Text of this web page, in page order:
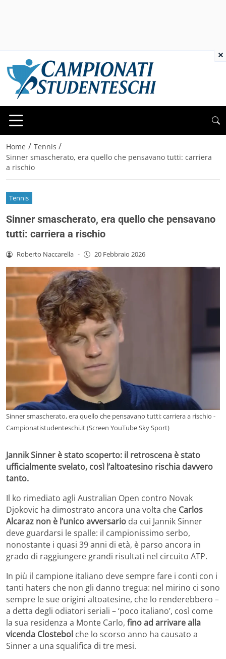
Home / Tennis /
Sinner smascherato, era quello che pensavano tutti: carriera
a rischio
Tennis
Sinner smascherato, era quello che pensavano
tutti: carriera a rischio
Roberto Naccarella - 20 Febbraio 2026
Sinner smascherato, era quello che pensavano tutti: carriera a rischio -
Campionatistudenteschi.it (Screen YouTube Sky Sport)
Jannik Sinner è stato scoperto: il retroscena è stato
ufficialmente svelato, così l’altoatesino rischia davvero
tanto.
Il ko rimediato agli Australian Open contro Novak
Djokovic ha dimostrato ancora una volta che Carlos
Alcaraz non è l’unico avversario da cui Jannik Sinner
deve guardarsi le spalle: il campionissimo serbo,
nonostante i quasi 39 anni di età, è parso ancora in
grado di raggiungere grandi risultati nel circuito ATP.
In più il campione italiano deve sempre fare i conti con i
tanti haters che non gli danno tregua: nel mirino ci sono
sempre le sue origini altoatesine, che lo renderebbero –
a detta degli odiatori seriali – ‘poco italiano’, così come
la sua residenza a Monte Carlo, fino ad arrivare alla
vicenda Clostebol che lo scorso anno ha causato a
Sinner a una squalifica di tre mesi.
×